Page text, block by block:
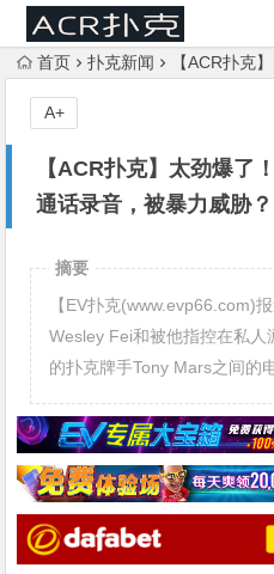
首页 扑克新闻 【ACR扑克】太劲
【ACR扑克】太劲爆了
通话录音，被暴力威胁？
A+
摘要
【EV扑克(www.evp66.com)
Wesley Fei和被他指控在私
的扑克牌手Tony Mars之间的